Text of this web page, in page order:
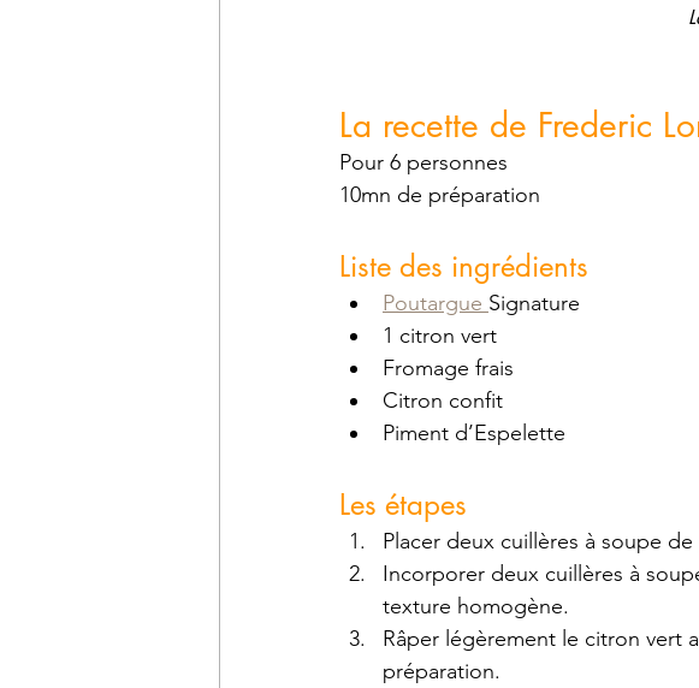
La recette de Frederic
Pour 6 personnes
10mn de préparation
Liste des ingrédients
Poutargue Signature
1 citron vert
Fromage frais
Citron confit
Piment d’Espelette
Les étapes
Placer deux cuillères à soupe de
Incorporer deux cuillères à
texture homogène.
Râper légèrement le citron vert
préparation.